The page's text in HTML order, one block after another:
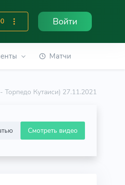
Войти
Матчи
Кутаиси) 27.11.2021
Смотреть видео